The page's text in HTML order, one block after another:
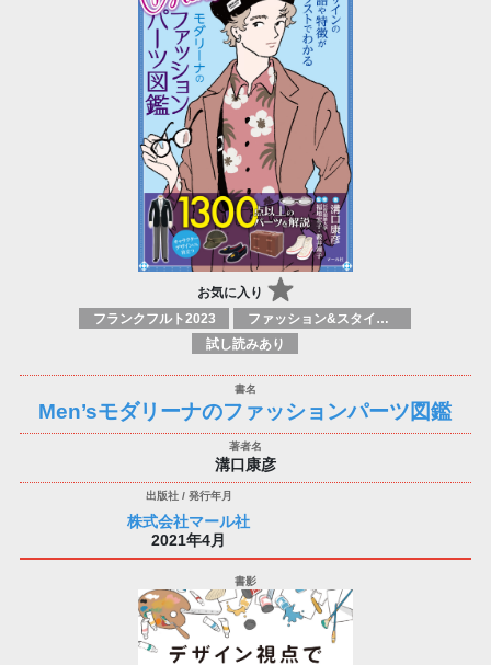
お気に入り
フランクフルト2023
ファッション&スタイルガイド
試し読みあり
Men’sモダリーナのファッションパーツ図鑑
溝口康彦
株式会社マール社
2021年4月